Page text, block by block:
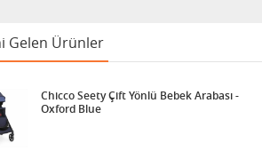
Gelen Ürünler
Chicco Seety Çift Yönlü Bebek Arabası -
Oxford Blue